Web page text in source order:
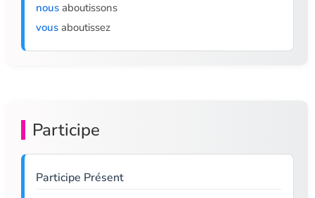
nous aboutissons
vous aboutissez
Participe
Participe Présent